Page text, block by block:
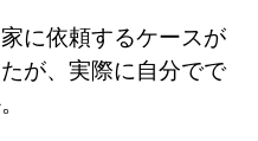
に依頼するケースが
が、実際に自分でで